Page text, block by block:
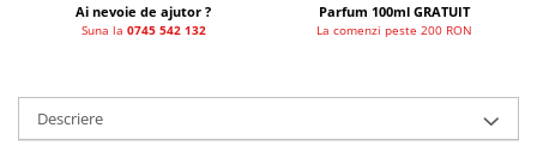
Ai nevoie de ajutor ?
Suna la 0745 542 132
Parfum 100ml GRATUIT
La comenzi peste 200 RON
Descriere